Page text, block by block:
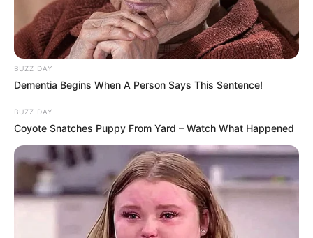
BUZZ DAY
Dementia Begins When A Person Says This Sentence!
BUZZ DAY
Coyote Snatches Puppy From Yard – Watch What Happened